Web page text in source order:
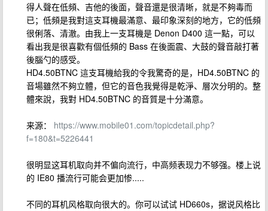
得人聲在低頻、吉他的後面，聲音還是很清晰，就是不夠毒而
已；低頻是我對這支耳機最滿意、最印象深刻的地方，它的低頻
很俐落、清澈。由我上一支耳機是 Denon D400 這一點，可以
看出我是很喜歡有個低頻的 Bass 在後面震、大鼓的聲音敲打著
後腦勺的感受。
HD4.50BTNC 這支耳機給我的令我驚奇的是，HD4.50BTNC 的
音場雖然不夠立體，但它的音色我覺得是乾淨、層次分明的。整
體來說，我對 HD4.50BTNC 的音質是十分滿意。
来源： https://www.mobile01.com/topicdetail.php?
f=180&t=5226441
很明显这耳机取向并不偏向流行，中高频表现力不够强。楼上说
的 IE80 播流行可能会更加惨.....
不同的耳机风格取向很大的。你可以试试 HD660s，据说风格比